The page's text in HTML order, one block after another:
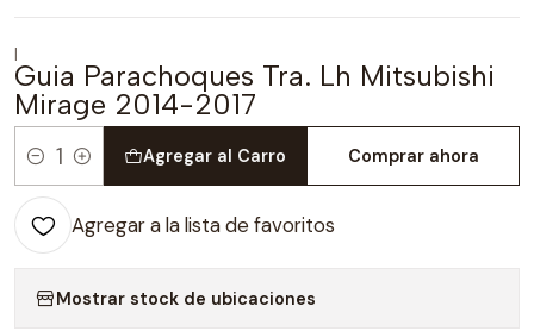
|
Guia Parachoques Tra. Lh Mitsubishi
Mirage 2014-2017
Cantidad
Agregar al Carro Comprar ahora
Agregar a la lista de favoritos
Mostrar stock de ubicaciones